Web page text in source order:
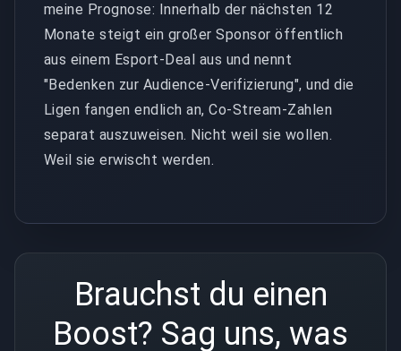
meine Prognose: Innerhalb der nächsten 12
Monate steigt ein großer Sponsor öffentlich
aus einem Esport-Deal aus und nennt
"Bedenken zur Audience-Verifizierung", und die
Ligen fangen endlich an, Co-Stream-Zahlen
separat auszuweisen. Nicht weil sie wollen.
Weil sie erwischt werden.
Brauchst du einen
Boost? Sag uns, was